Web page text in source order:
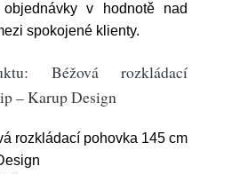
v hodnotě nad
spokojené klienty.
Béžová rozkládací
– Karup Design
rozkládací pohovka 145 cm